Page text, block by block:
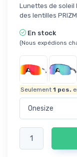
Lunettes de soleil
des lentilles
En stock
(Nous expédions
Seulement1 pcs.